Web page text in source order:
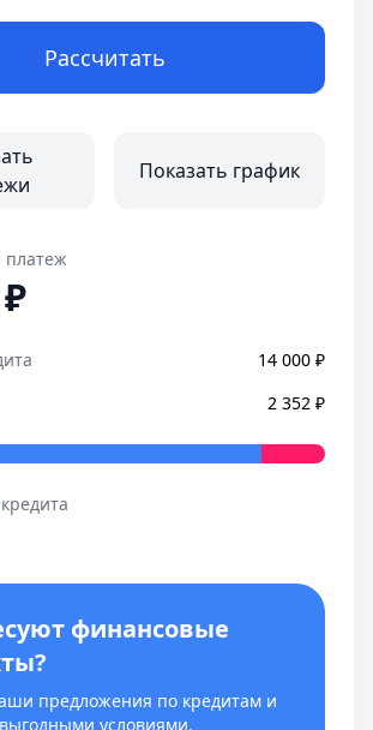
Рассчитать
Показать график
₽
14 000 ₽
2 352 ₽
финансовые
предложения по кредитам и
условиями.